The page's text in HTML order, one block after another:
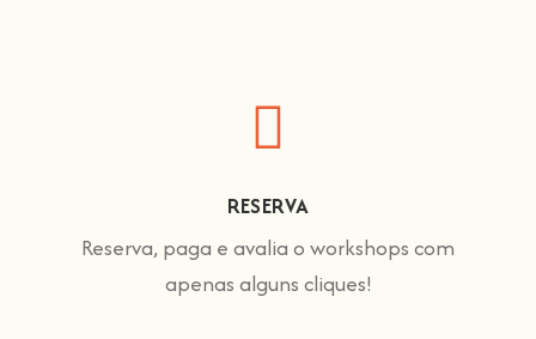
RESERVA
Reserva, paga e avalia o workshops com
apenas alguns cliques!